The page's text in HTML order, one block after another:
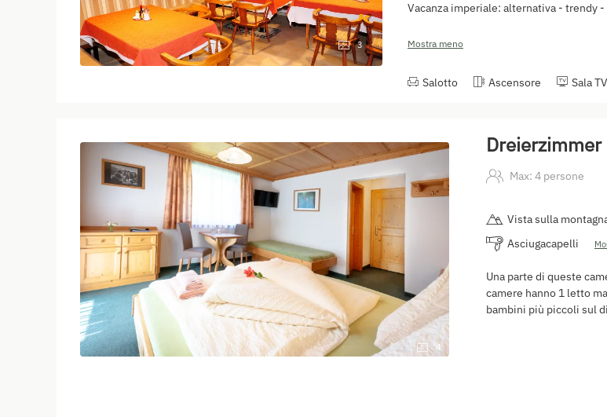
3
Vacanza imperiale: alternativa - trendy
Mostra meno
Salotto Ascensore Sala TV
4
Dreierzimmer
Max: 4 persone
Vista sulla
Asciugacapelli
Una parte di queste
camere hanno 1 letto
bambini più piccoli sul